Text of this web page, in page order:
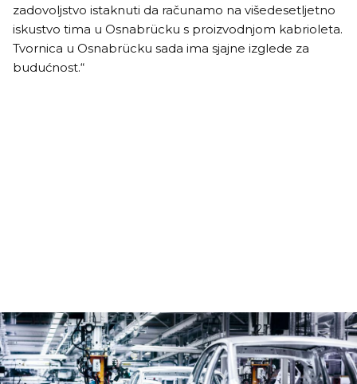
zadovoljstvo istaknuti da računamo na višedesetljetno
iskustvo tima u Osnabrücku s proizvodnjom kabrioleta.
Tvornica u Osnabrücku sada ima sjajne izglede za
budućnost.“